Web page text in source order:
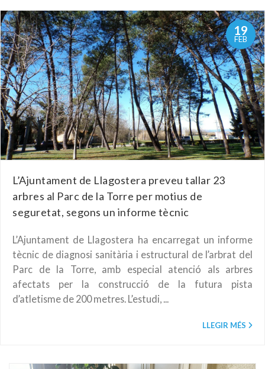
19
FEB
L’Ajuntament de Llagostera preveu tallar 23
arbres al Parc de la Torre per motius de
seguretat, segons un informe tècnic
L’Ajuntament de Llagostera ha encarregat un informe
tècnic de diagnosi sanitària i estructural de l’arbrat del
Parc de la Torre, amb especial atenció als arbres
afectats per la construcció de la futura pista
d’atletisme de 200 metres. L’estudi, ...
LLEGIR MÉS